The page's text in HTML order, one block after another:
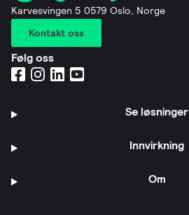
Karvesvingen 5 0579 Oslo, Norge
Kontakt oss
Følg oss
Se løsninger
Innvirkning
Om